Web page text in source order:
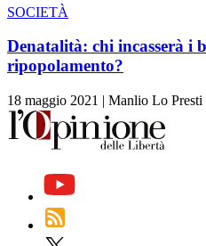
SOCIETÀ
Denatalità: chi incasserà i
ripopolamento?
18 maggio 2021 | Manlio Lo Presti